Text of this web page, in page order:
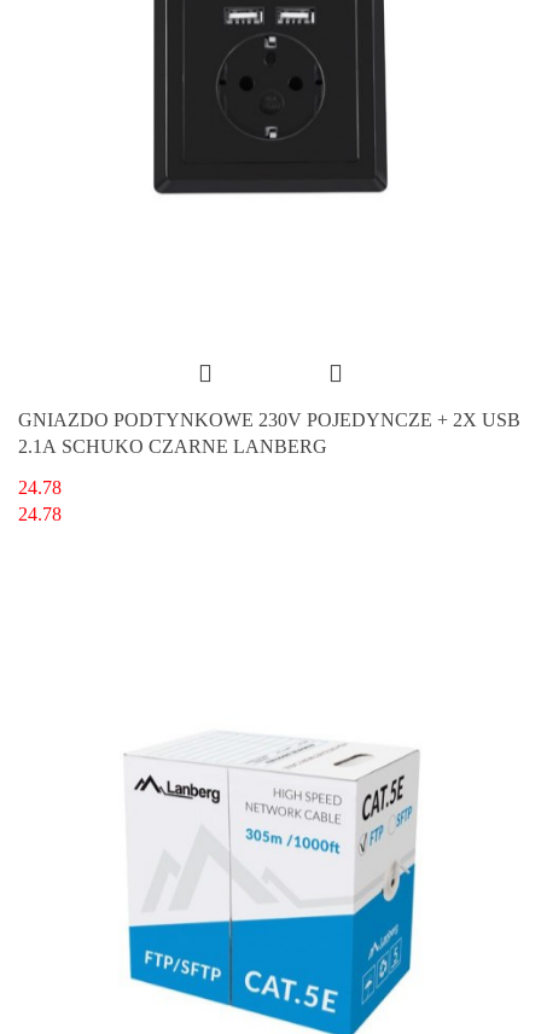
GNIAZDO PODTYNKOWE 230V POJEDYNCZE + 2X USB
2.1A SCHUKO CZARNE LANBERG
24.78
24.78